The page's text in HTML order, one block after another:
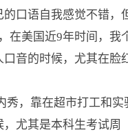
口语自我感觉不错
在美国近9年时间，
音的时候，尤其在
，靠在超市打工和实
尤其是本科生考试